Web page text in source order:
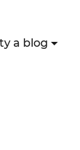
a blog